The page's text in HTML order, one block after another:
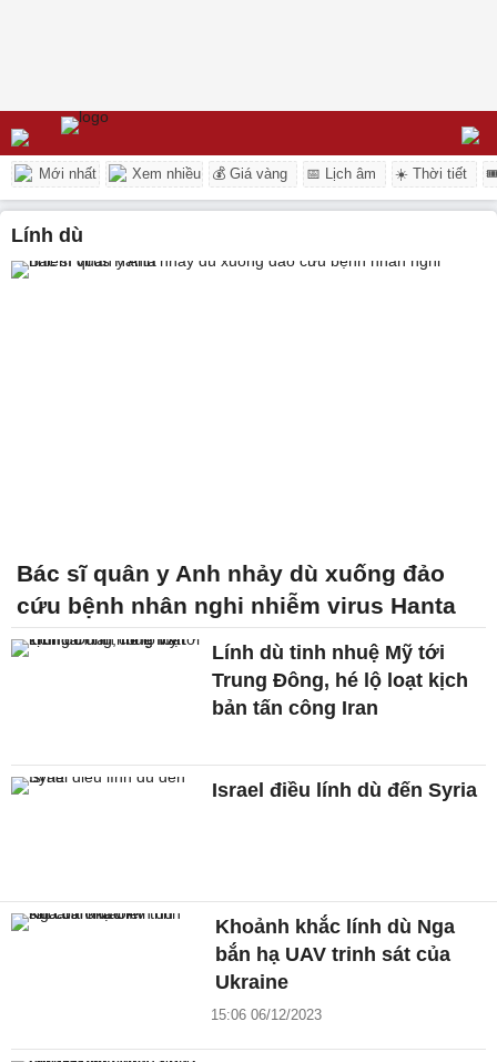
Mới nhất Xem nhiều 💰 Giá vàng 📅 Lịch âm ☀️ Thời tiết
lính dù
Bác sĩ quân y Anh nhảy dù xuống đảo
cứu bệnh nhân nghi nhiễm virus Hanta
Lính dù tinh nhuệ Mỹ tới
Trung Đông, hé lộ loạt kịch
bản tấn công Iran
Israel điều lính dù đến Syria
Khoảnh khắc lính dù Nga
bắn hạ UAV trinh sát của
Ukraine
15:06 06/12/2023